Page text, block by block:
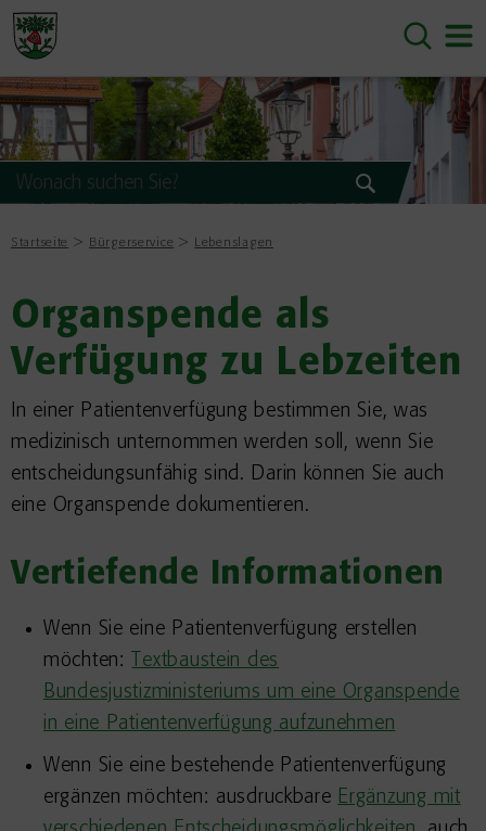
Startseite Bürgerservice Lebenslagen
Organspende als
Verfügung zu Lebzeiten
In einer Patientenverfügung bestimmen Sie, was
medizinisch unternommen werden soll, wenn Sie
entscheidungsunfähig sind. Darin können Sie auch
eine Organspende dokumentieren.
Vertiefende Informationen
Wenn Sie eine Patientenverfügung erstellen
möchten:
Textbaustein des
Bundesjustizministeriums um eine Organspende
in eine Patientenverfügung aufzunehmen
Wenn Sie eine bestehende Patientenverfügung
ergänzen möchten: ausdruckbare Ergänzung mit